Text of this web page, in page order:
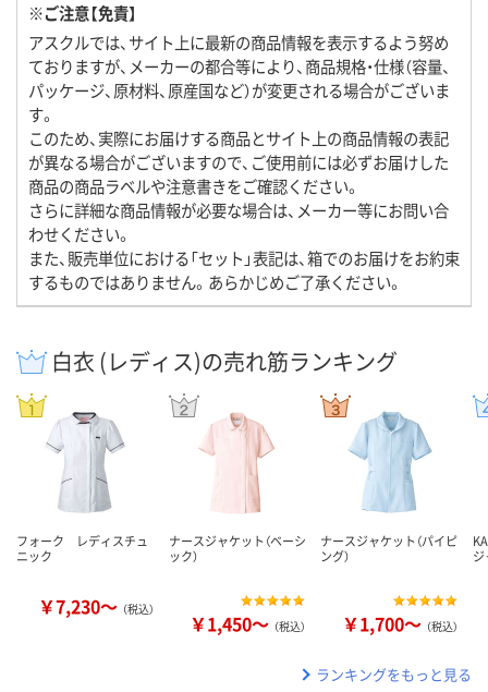
※ご注意【免責】
アスクルでは、サイト上に最新の商品情報を表示するよう努め
ておりますが、メーカーの都合等により、商品規格・仕様（容量、
パッケージ、原材料、原産国など）が変更される場合がございま
す。
このため、実際にお届けする商品とサイト上の商品情報の表記
が異なる場合がございますので、ご使用前には必ずお届けした
商品の商品ラベルや注意書きをご確認ください。
さらに詳細な商品情報が必要な場合は、メーカー等にお問い合
わせください。
また、販売単位における「セット」表記は、箱でのお届けをお約束
するものではありません。あらかじめご了承ください。
白衣 (レディス)の売れ筋ランキング
フォーク レディスチュ
ニック
￥7,230～ （税込）
ナースジャケット（ベーシ
ック）
￥1,450～ （税込）
ナースジャケット（パイピ
ング）
￥1,700～ （税込）
ランキングをもっと見る